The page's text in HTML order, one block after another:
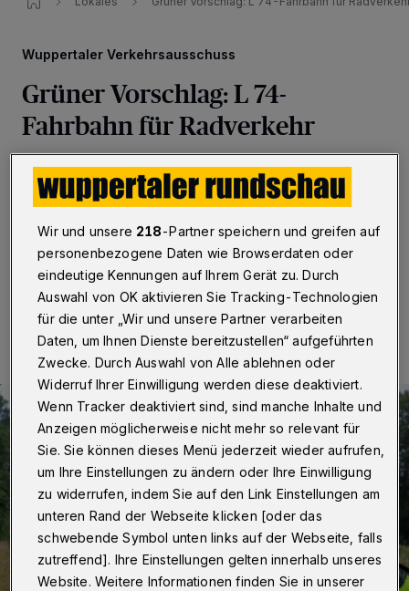
Wuppertaler Verkehrsausschuss
Grüner Vorschlag: L 74-
Fahrbahn für Radverkehr
Wuppertal·Die Wuppertaler Grünen regen
Verbesserungen für den Radweg entlang der L 74 an.
Das Thema steht am Dienstag (6. Dezember 2022)
auf der Tagesordnung des Verkehrsausschusses.
06.12.2022 , 07:30 Uhr Eine Minute Lesezeit
Wir und unsere 218-Partner speichern und greifen auf
personenbezogene Daten wie Browserdaten oder
eindeutige Kennungen auf Ihrem Gerät zu. Durch
Auswahl von OK aktivieren Sie Tracking-Technologien
für die unter „Wir und unsere Partner verarbeiten
Daten, um Ihnen Dienste bereitzustellen“ aufgeführten
Zwecke. Durch Auswahl von Alle ablehnen oder
Widerruf Ihrer Einwilligung werden diese deaktiviert.
Wenn Tracker deaktiviert sind, sind manche Inhalte und
Anzeigen möglicherweise nicht mehr so relevant für
Sie. Sie können dieses Menü jederzeit wieder aufrufen,
um Ihre Einstellungen zu ändern oder Ihre Einwilligung
zu widerrufen, indem Sie auf den Link Einstellungen am
unteren Rand der Webseite klicken [oder das
schwebende Symbol unten links auf der Webseite, falls
zutreffend]. Ihre Einstellungen gelten innerhalb unseres
Website. Weitere Informationen finden Sie in unserer